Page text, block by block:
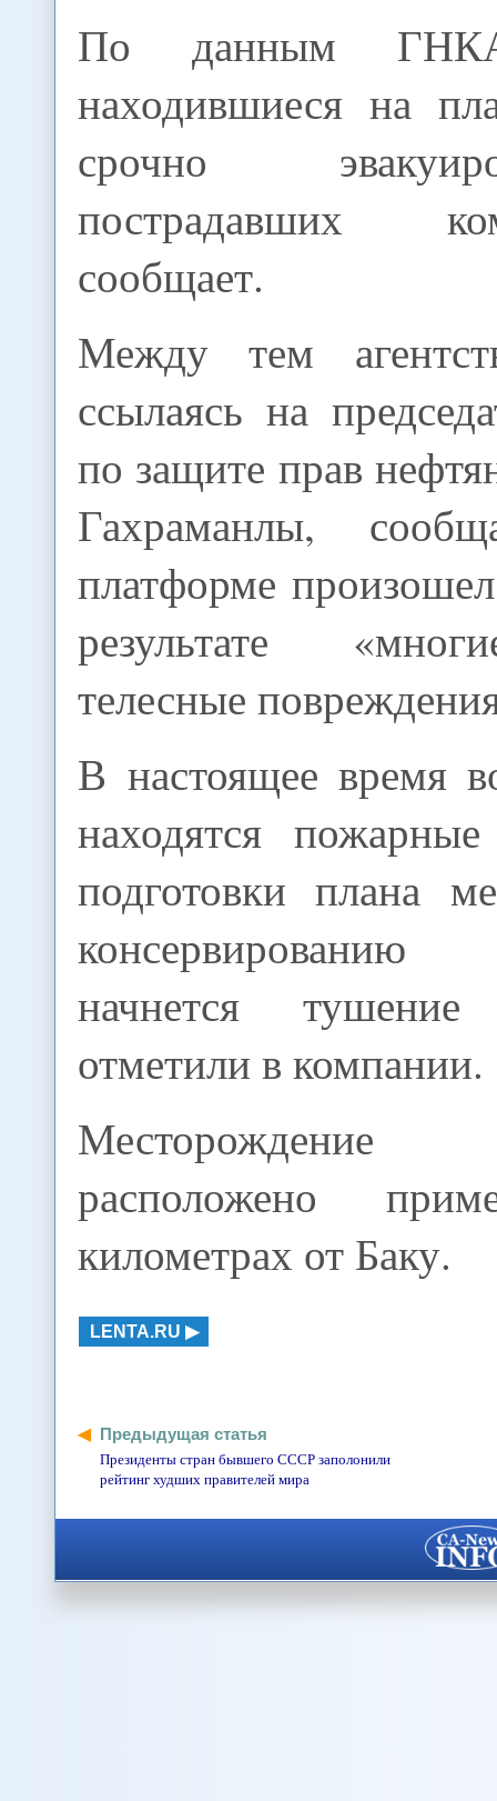
По данным
находившиеся на
срочно
пострадавших
сообщает.
Между тем
ссылаясь на
по защите прав
Гахраманлы,
платформе
результате
телесные
В настоящее время
находятся
подготовки плана
начнется
отметили в компании.
Месторождение
расположено
километрах от Баку.
LENTA.RU
Предыдущая статья
Президенты стран бывшего СССР заполонили
рейтинг худших правителей мира